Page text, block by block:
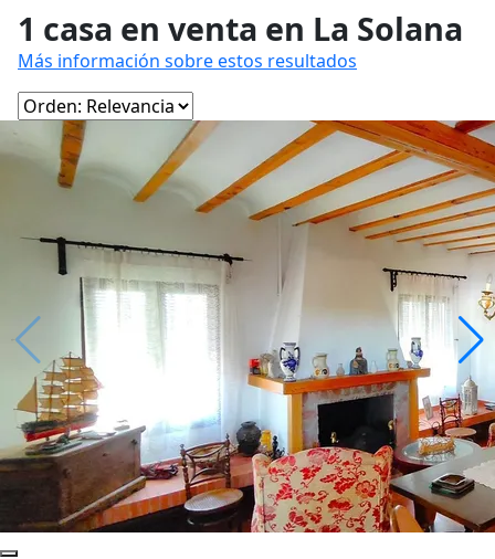
1 casa en venta en La Solana
Más información sobre estos resultados